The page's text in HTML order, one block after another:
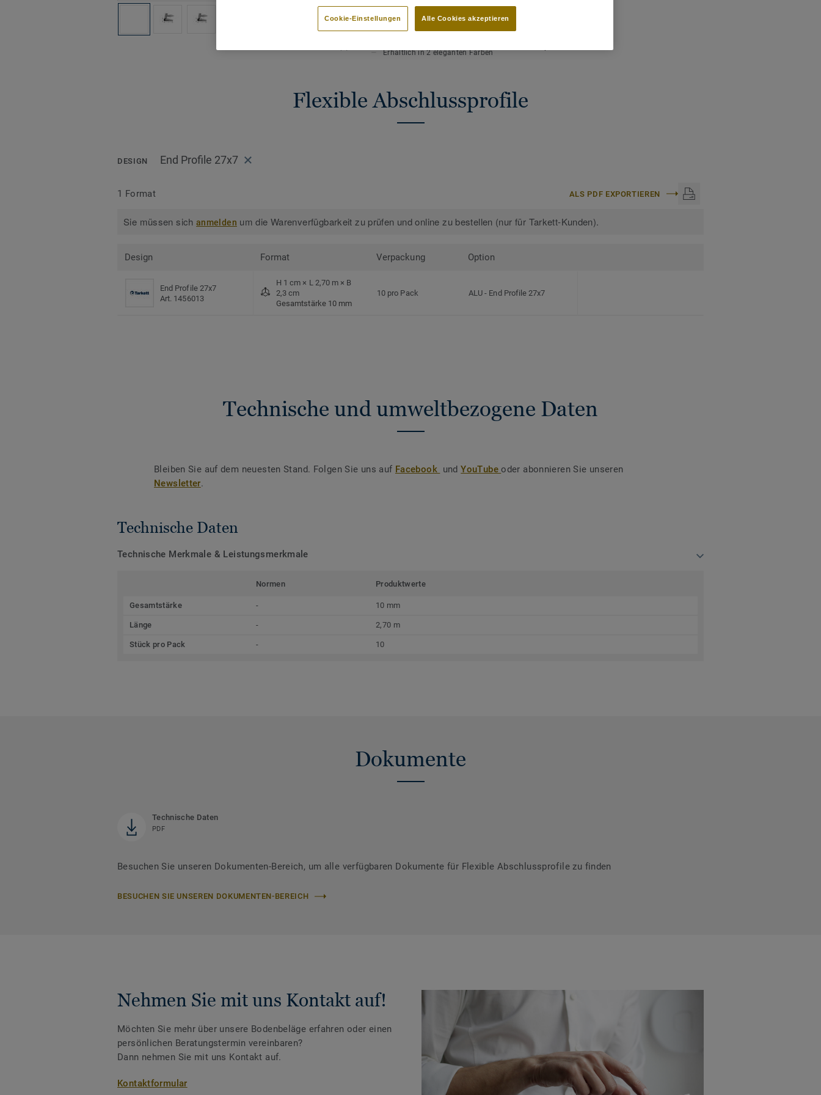
Hohe Widerstandsfähigkeit
Gerippte Oberfläche für
Erhältlich in 2 eleganten Farben
Flexible Abschlussprofile
DESIGN End Profile 27x7
1 Format ALS PDF EXPORTIEREN
Sie müssen sichanmelden um die Warenverfügbarkeit zu prüfen und online zu bestellen (nur für Tarkett-Kunden).
Design Format Verpackung Option
End Profile 27x7
Art. 1456013
H 1 cm × L 2,70 m × B
2,3 cm
Gesamtstärke 10 mm
10 pro Pack ALU- End Profile 27x7
Technische und umweltbezogene Daten
Bleiben Sie auf dem neuesten Stand. Folgen Sie uns auf Facebook undYouTubeoder abonnieren Sie unseren
Newsletter.
Technische Daten
Technische Merkmale & Leistungsmerkmale
Normen Produktwerte
Gesamtstärke - 10 mm
Länge - 2,70 m
Stück pro Pack - 10
Dokumente
Technische Daten
PDF
Besuchen Sie unseren Dokumenten-Bereich, um alle verfügbaren Dokumente für Flexible Abschlussprofile zu finden
BESUCHEN SIE UNSEREN DOKUMENTEN-BEREICH
Nehmen Sie mit uns Kontakt auf!
Möchten Sie mehr über unsere Bodenbeläge erfahren oder einen
persönlichen Beratungstermin vereinbaren?
Dann nehmen Sie mit uns Kontakt auf.
Kontaktformular
Alle Cookies akzeptieren
Cookie-Einstellungen